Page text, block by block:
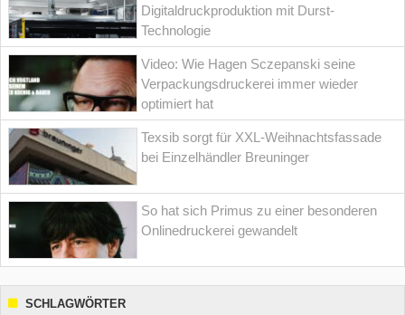
Digitaldruckproduktion mit Durst-
Technologie
Video: Wie Hagen Sczepanski seine
Verpackungsdruckerei immer wieder
optimiert hat
Texsib sorgt für XXL-Weihnachtsfassade
bei Einzelhändler Breuninger
So hat sich Primus zu einer besonderen
Onlinedruckerei gewandelt
SCHLAGWÖRTER